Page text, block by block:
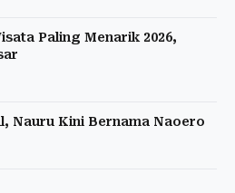
Paling Menarik 2026,
Nauru Kini Bernama Naoero